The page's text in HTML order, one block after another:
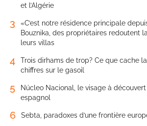
et l’Algérie
3
«C’est notre résidence principale
Bouznika, des propriétaires redoutent
leurs villas
4
Trois dirhams de trop? Ce que cache
chiffres sur le gasoil
5
Núcleo Nacional, le visage à
espagnol
6 Sebta, paradoxes d’une frontière